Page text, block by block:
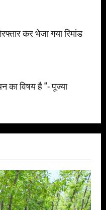
कर भेजा गया रिमांड
का विषय है “- पूज्या